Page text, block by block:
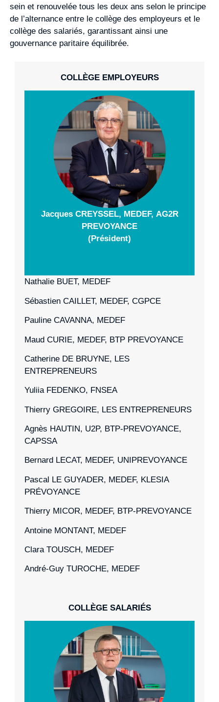
sein et renouvelée tous les deux ans selon le principe
de l’alternance entre le collège des employeurs et le
collège des salariés, garantissant ainsi une
gouvernance paritaire équilibrée.
COLLÈGE EMPLOYEURS
Jacques CREYSSEL, MEDEF, AG2R
PREVOYANCE
(Président)
Nathalie BUET, MEDEF
Sébastien CAILLET, MEDEF, CGPCE
Pauline CAVANNA, MEDEF
Maud CURIE, MEDEF, BTP PREVOYANCE
Catherine DE BRUYNE, LES
ENTREPRENEURS
Yuliia FEDENKO, FNSEA
Thierry GREGOIRE, LES ENTREPRENEURS
Agnès HAUTIN, U2P, BTP-PREVOYANCE,
CAPSSA
Bernard LECAT, MEDEF, UNIPREVOYANCE
Pascal LE GUYADER, MEDEF, KLESIA
PRÉVOYANCE
Thierry MICOR, MEDEF, BTP-PREVOYANCE
Antoine MONTANT, MEDEF
Clara TOUSCH, MEDEF
André-Guy TUROCHE, MEDEF
COLLÈGE SALARIÉS